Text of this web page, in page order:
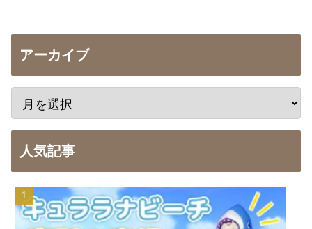
アーカイブ
人気記事